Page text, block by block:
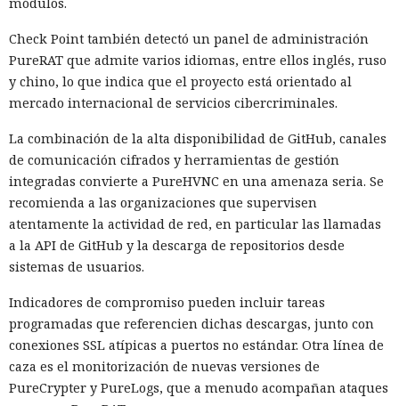
módulos.
Check Point también detectó un panel de administración
PureRAT que admite varios idiomas, entre ellos inglés, ruso
y chino, lo que indica que el proyecto está orientado al
mercado internacional de servicios cibercriminales.
La combinación de la alta disponibilidad de GitHub, canales
de comunicación cifrados y herramientas de gestión
integradas convierte a PureHVNC en una amenaza seria. Se
recomienda a las organizaciones que supervisen
atentamente la actividad de red, en particular las llamadas
a la API de GitHub y la descarga de repositorios desde
sistemas de usuarios.
Indicadores de compromiso pueden incluir tareas
programadas que referencien dichas descargas, junto con
conexiones SSL atípicas a puertos no estándar. Otra línea de
caza es el monitorización de nuevas versiones de
PureCrypter y PureLogs, que a menudo acompañan ataques